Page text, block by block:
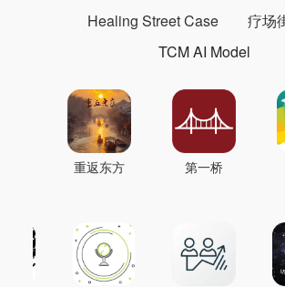
Healing Street Case
疗场
TCM AI Model
重返东方 第一桥